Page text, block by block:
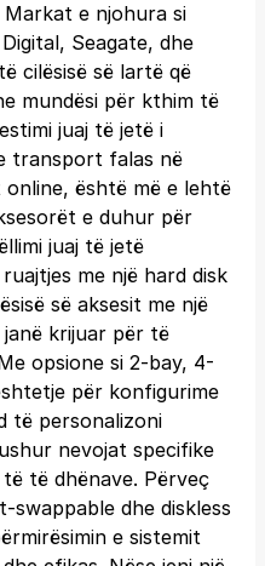
e njohura si
Seagate, dhe
cilësisë së lartë që
mundësi për kthim të
juaj të jetë i
transport falas në
është më e lehtë
e duhur për
juaj të jetë
me një hard disk
së aksesit me një
krijuar për të
opsione si 2-bay, 4-
për konfigurime
të personalizoni
nevojat specifike
të dhënave. Përveç
swappable dhe diskless
e sistemit